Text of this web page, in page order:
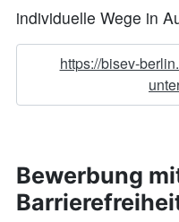
individuelle Wege in
https://bisev-
Bewerbung